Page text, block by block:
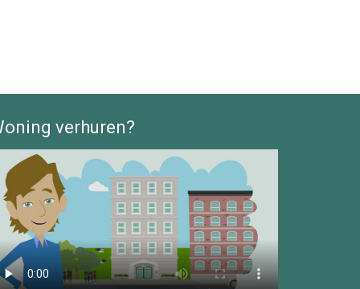
verhuren?